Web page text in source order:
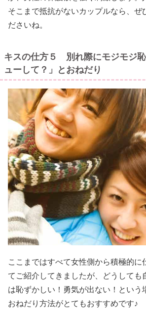
そこまで抵抗がないカップルなら、ぜ
ださいね。
キスの仕方５ 別れ際にモジモジ
ューして？」とおねだり
ここまではすべて女性側から積極的に
てご紹介してきましたが、どうしても
は恥ずかしい！勇気が出ない！という
おねだり方法がとてもおすすめです♪